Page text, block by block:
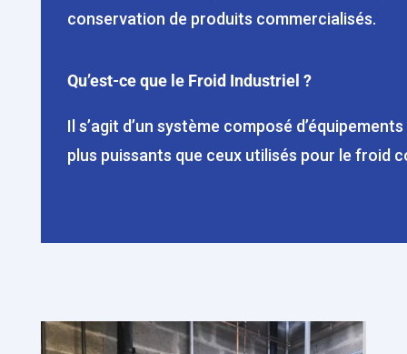
conservation de produits commercialisés.
Qu’est-ce que le Froid Industriel ?
Il s’agit d’un système composé
plus puissants que ceux utilisés pour le froid